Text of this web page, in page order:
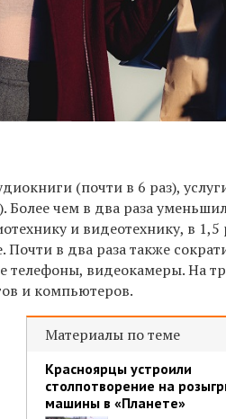
(почти в 6 раз),
Более чем в два раза
и видеотехнику, в 1,5
в два раза также
видеокамеры. На
и компьютеров.
Материалы по теме
Красноярцы устроили
столпотворение на
машины в «Планете»